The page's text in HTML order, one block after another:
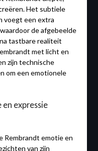
Het subtiele
voegt een extra
de afgebeelde
tastbare realiteit
met licht en
zijn technische
om een emotionele
expressie
Rembrandt emotie en
van zijn